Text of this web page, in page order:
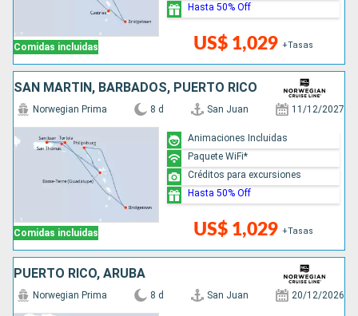
Comidas incluidas US$ 1,029 +Tasas
Hasta 50% Off
SAN MARTÍN, BARBADOS, PUERTO RICO
Comidas incluidas
Norwegian Prima 8 d San Juan 11/12/2027
US$ 1,029 +Tasas
Animaciones Incluidas
Paquete WiFi*
Créditos para excursiones
Hasta 50% Off
PUERTO RICO, ARUBA
Norwegian Prima 8 d San Juan 20/12/2026